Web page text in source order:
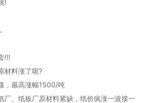
!
!!!
料涨了呢?
最高涨幅1500/吨
、纸板厂原材料紧缺，纸价疯涨一波接一